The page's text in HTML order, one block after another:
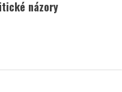
názory